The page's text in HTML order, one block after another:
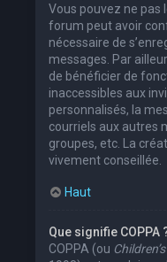
Vous pouvez ne pas
forum peut avoir
nécessaire de
messages. Par
de bénéficier de
inaccessibles aux
personnalisés, la
courriels aux autres
groupes, etc. La
vivement conseillée.
Haut
Que signifie COPPA
COPPA (ou